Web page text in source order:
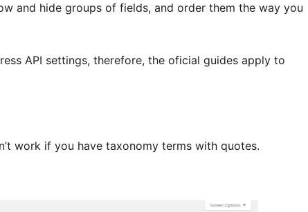
and hide groups of fields, and order them the way you
API settings, therefore, the oficial guides apply to
work if you have taxonomy terms with quotes.